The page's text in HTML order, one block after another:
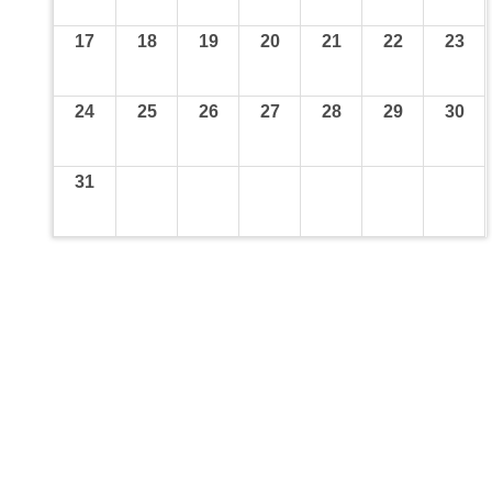
17 18 19 20 21 22 23
24 25 26 27 28 29 30
31